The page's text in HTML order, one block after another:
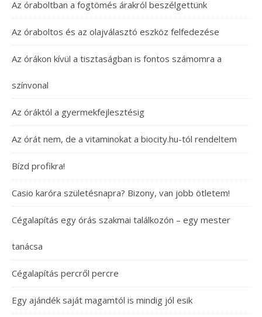
Az óraboltban a fogtömés árakról beszélgettünk
Az óraboltos és az olajválasztó eszköz felfedezése
Az órákon kívül a tisztaságban is fontos számomra a
színvonal
Az óráktól a gyermekfejlesztésig
Az órát nem, de a vitaminokat a biocity.hu-tól rendeltem
Bízd profikra!
Casio karóra születésnapra? Bizony, van jobb ötletem!
Cégalapítás egy órás szakmai találkozón – egy mester
tanácsa
Cégalapítás percről percre
Egy ajándék saját magamtól is mindig jól esik